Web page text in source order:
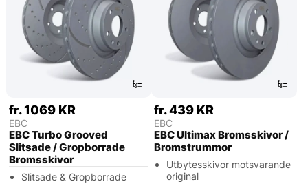
fr. 1069 KR
EBC
EBC Turbo Grooved
Slitsade / Gropborrade
Bromsskivor
Slitsade & Gropborrade
fr. 439 KR
EBC
EBC Ultimax Bromsskivor /
Bromstrummor
Utbytesskivor motsvarande
original